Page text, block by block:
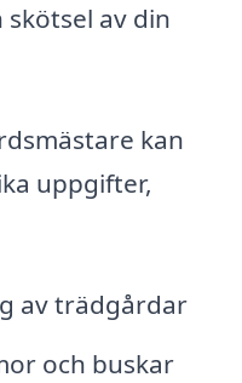
av din
kan
uppgifter,
av trädgårdar
och buskar